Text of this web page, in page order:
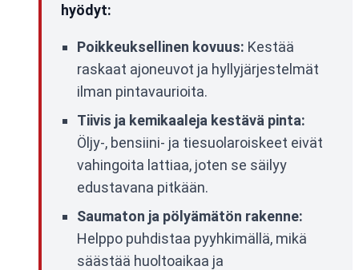
hyödyt:
Poikkeuksellinen kovuus: Kestää
raskaat ajoneuvot ja hyllyjärjestelmät
ilman pintavaurioita.
Tiivis ja kemikaaleja kestävä pinta:
Öljy-, bensiini- ja tiesuolaroiskeet eivät
vahingoita lattiaa, joten se säilyy
edustavana pitkään.
Saumaton ja pölyämätön rakenne:
Helppo puhdistaa pyyhkimällä, mikä
säästää huoltoaikaa ja